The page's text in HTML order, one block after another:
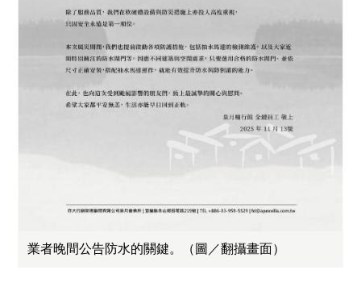
業者晚間公告防水的關鍵。（圖／翻攝畫面）